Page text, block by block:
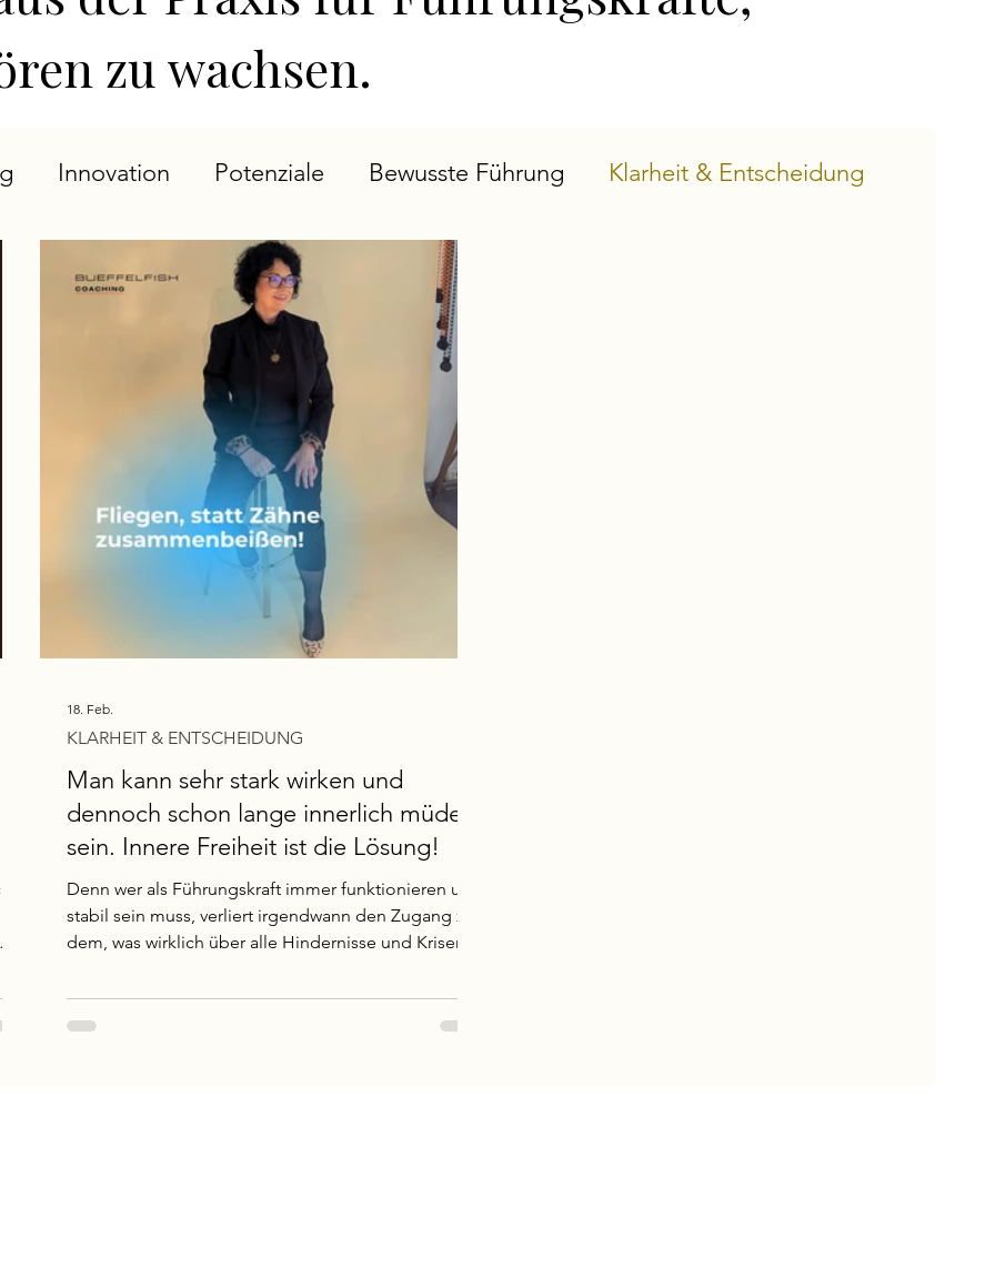
zu wachsen.
Innovation Potenziale Bewusste Führung Klarheit & Entscheidung
Man kann sehr stark wirken und
dennoch schon lange innerlich müde
sein. Innere Freiheit ist die Lösung!
Denn wer als Führungskraft immer funktionieren und
stabil sein muss, verliert irgendwann den Zugang zu
dem, was wirklich über alle Hindernisse und Krisen
KLARHEIT & ENTSCHEIDUNG
18. Feb.